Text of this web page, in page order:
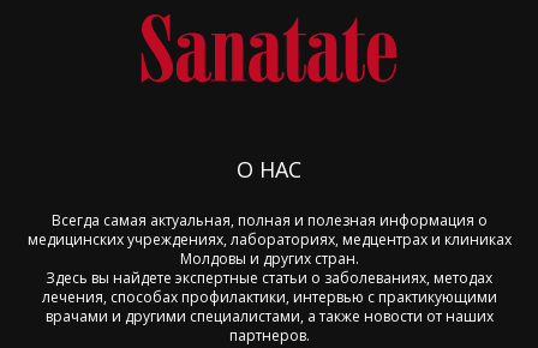
О НАС
Всегда самая актуальная, полная и полезная информация о
медицинских учреждениях, лабораториях, медцентрах и клиниках
Молдовы и других стран.
Здесь вы найдете экспертные статьи о заболеваниях, методах
лечения, способах профилактики, интервью с практикующими
врачами и другими специалистами, а также новости от наших
партнеров.